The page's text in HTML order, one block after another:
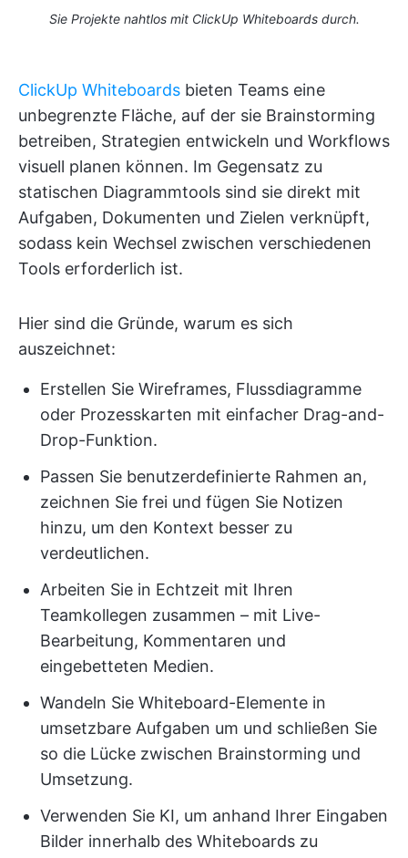
Sie Projekte nahtlos mit ClickUp Whiteboards durch.
ClickUp Whiteboards bieten Teams eine
unbegrenzte Fläche, auf der sie Brainstorming
betreiben, Strategien entwickeln und Workflows
visuell planen können. Im Gegensatz zu
statischen Diagrammtools sind sie direkt mit
Aufgaben, Dokumenten und Zielen verknüpft,
sodass kein Wechsel zwischen verschiedenen
Tools erforderlich ist.
Hier sind die Gründe, warum es sich
auszeichnet:
Erstellen Sie Wireframes, Flussdiagramme
oder Prozesskarten mit einfacher Drag-and-
Drop-Funktion.
Passen Sie benutzerdefinierte Rahmen an,
zeichnen Sie frei und fügen Sie Notizen
hinzu, um den Kontext besser zu
verdeutlichen.
Arbeiten Sie in Echtzeit mit Ihren
Teamkollegen zusammen – mit Live-
Bearbeitung, Kommentaren und
eingebetteten Medien.
Wandeln Sie Whiteboard-Elemente in
umsetzbare Aufgaben um und schließen Sie
so die Lücke zwischen Brainstorming und
Umsetzung.
Verwenden Sie KI, um anhand Ihrer Eingaben
Bilder innerhalb des Whiteboards zu